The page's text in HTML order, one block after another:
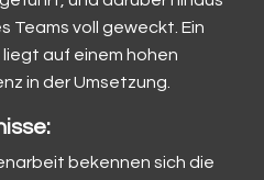
Teams voll geweckt. Ein
auf einem hohen
in der Umsetzung.
bekennen sich die